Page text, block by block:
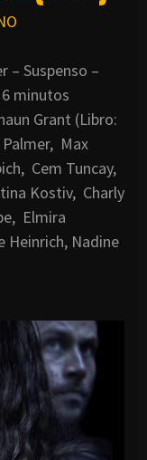
– Suspenso –
minutos
Grant (Libro:
Palmer, Max
Cem Tuncay,
Kostiv, Charly
Elmira
Heinrich, Nadine